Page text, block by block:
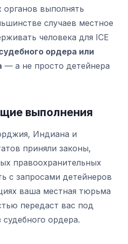
органов выполнять
случаев местное
человека для ICE
ордера или
— а не просто детейнера
выполнения
Индиана и
приняли законы,
правоохранительных
с запросами детейнеров
ваша местная тюрьма
передаст вас под
ордера.